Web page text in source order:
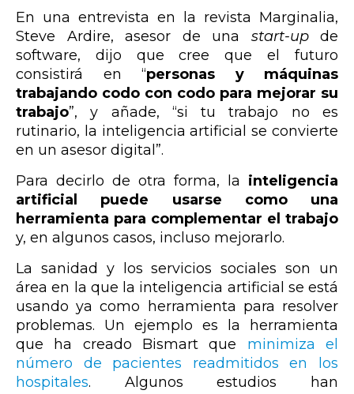
En una entrevista en la revista Marginalia,
Steve Ardire, asesor de una start-upde
software, dijo que cree que el futuro
consistirá en “personas y máquinas
trabajando codo con codo para mejorar su
trabajo”, y añade, “si tu trabajo no es
rutinario, la inteligencia artificial se convierte
en un asesor digital”.
Para decirlo de otra forma, la inteligencia
artificial puede usarse como una
herramienta para complementar el trabajo
y, en algunos casos, incluso mejorarlo.
La sanidad y los servicios sociales son un
área en la que la inteligencia artificial se está
usando ya como herramienta para resolver
problemas. Un ejemplo es la herramienta
que ha creado Bismart que minimiza el
número de pacientes readmitidos en los
hospitales. Algunos estudios han